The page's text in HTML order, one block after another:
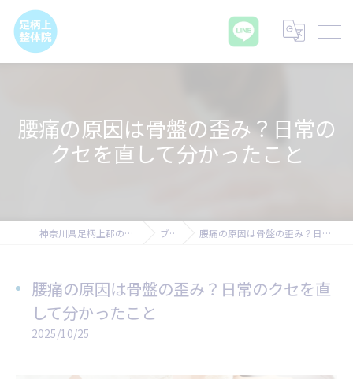
腰痛の原因は骨盤の歪み？日常の
クセを直して分かったこと
神奈川県足柄上郡の腰痛なら足柄上整体院 ブログ 腰痛の原因は骨盤の歪み？日常のクセを直して分かったこと
腰痛の原因は骨盤の歪み？日常のクセを直
して分かったこと
2025/10/25